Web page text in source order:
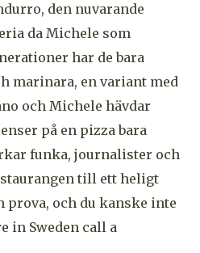
den nuvarande
da Michele som
har de bara
marinara, en variant med
och Michele hävdar
på en pizza bara
funka, journalister och
till ett heligt
prova, och du kanske inte
in Sweden call a